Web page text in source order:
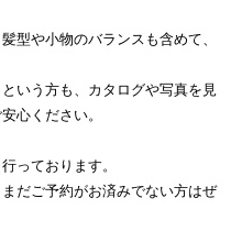
型や小物のバランスも含めて、
いう方も、カタログや写真を見
心ください。
っております。
だご予約がお済みでない方はぜ